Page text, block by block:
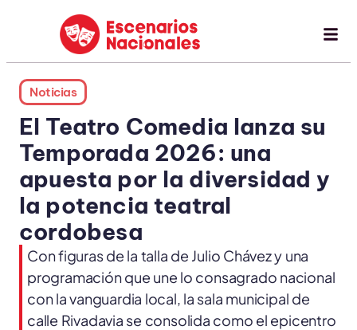
Noticias
El Teatro Comedia lanza su
Temporada 2026: una
apuesta por la diversidad y
la potencia teatral
cordobesa
Con figuras de la talla de Julio Chávez y una
programación que une lo consagrado nacional
con la vanguardia local, la sala municipal de
calle Rivadavia se consolida como el epicentro